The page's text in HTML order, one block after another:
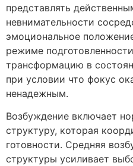
представлять
невнимательности
эмоциональное
режиме
трансформацию в
при условии что фокус
ненадежным.
Возбуждение включает
структуру, которая
готовности. Средняя
структуры усиливает